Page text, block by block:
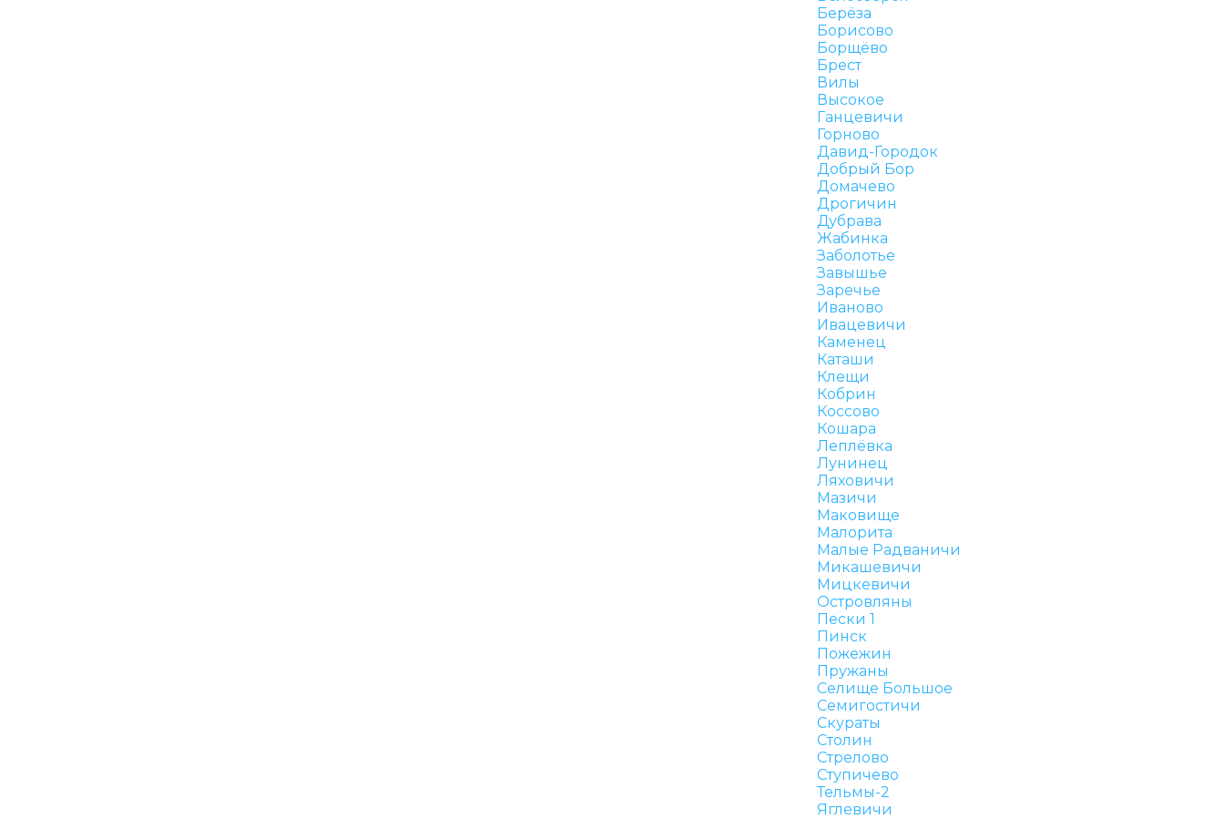
Берёза
Борисово
Борщёво
Брест
Вилы
Высокое
Ганцевичи
Горново
Давид-Городок
Добрый Бор
Домачево
Дрогичин
Дубрава
Жабинка
Заболотье
Завышье
Заречье
Иваново
Ивацевичи
Каменец
Каташи
Клещи
Кобрин
Коссово
Кошара
Леплёвка
Лунинец
Ляховичи
Мазичи
Маковище
Малорита
Малые Радваничи
Микашевичи
Мицкевичи
Островляны
Пески 1
Пинск
Пожежин
Пружаны
Селище Большое
Семигостичи
Скураты
Столин
Стрелово
Ступичево
Тельмы-2
Яглевичи